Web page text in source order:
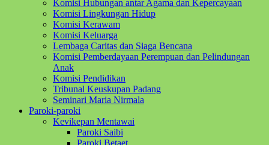
Komisi Hubungan antar Agama dan Kepercayaan
Komisi Lingkungan Hidup
Komisi Kerawam
Komisi Keluarga
Lembaga Caritas dan Siaga Bencana
Komisi Pemberdayaan Perempuan dan Pelindungan
Anak
Komisi Pendidikan
Tribunal Keuskupan Padang
Seminari Maria Nirmala
Paroki-paroki
Kevikepan Mentawai
Paroki Saibi
Paroki Betaet